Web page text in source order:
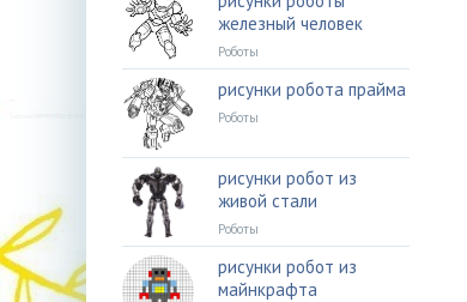
железный человек
Роботы
рисунки робота прайма
Роботы
рисунки робот из
живой стали
Роботы
рисунки робот из
майнкрафта